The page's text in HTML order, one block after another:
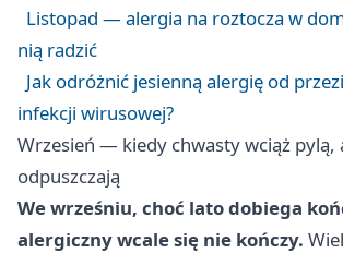
Listopad — alergia na roztocza w
nią radzić
Jak odróżnić jesienną alergię od
infekcji wirusowej?
Wrzesień — kiedy chwasty wciąż pylą,
odpuszczają
We wrześniu, choć lato dobiega
alergiczny wcale się nie kończy.